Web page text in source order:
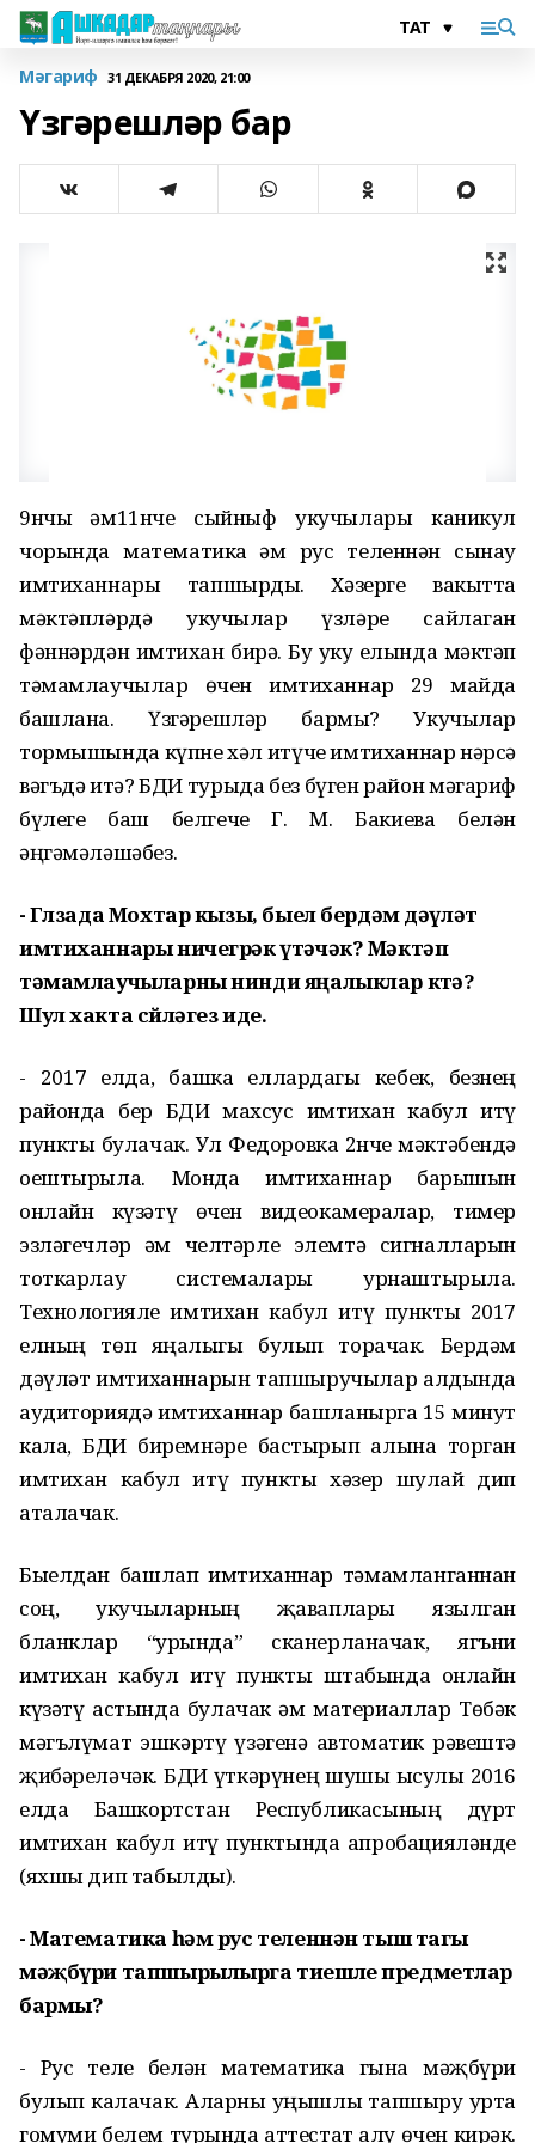
Мәгариф 31 ДЕКАБРЯ 2020, 21:00
Үзгәрешләр бар
9нчы һәм11нче сыйныф укучылары каникул
чорында математика һәм рус теленнән сынау
имтиханнары тапшырды. Хәзерге вакытта
мәктәпләрдә укучылар үзләре сайлаган
фәннәрдән имтихан бирә. Бу уку елында мәктәп
тәмамлаучылар өчен имтиханнар 29 майда
башлана. Үзгәрешләр бармы? Укучылар
тормышында күпне хәл итүче имтиханнар нәрсә
вәгъдә итә? БДИ турыда без бүген район мәгариф
бүлеге баш белгече Г. М. Бакиева белән
әңгәмәләшәбез.
- Гөлзада Мохтар кызы, быел бердәм дәүләт
имтиханнары ничегрәк үтәчәк? Мәктәп
тәмамлаучыларны нинди яңалыклар көтә?
Шул хакта сөйләгез иде.
- 2017 елда, башка еллардагы кебек, безнең
районда бер БДИ махсус имтихан кабул итү
пункты булачак. Ул Федоровка 2нче мәктәбендә
оештырыла. Монда имтиханнар барышын
онлайн күзәтү өчен видеокамералар, тимер
эзләгечләр һәм челтәрле элемтә сигналларын
тоткарлау системалары урнаштырыла.
Технологияле имтихан кабул итү пункты 2017
елның төп яңалыгы булып торачак. Бердәм
дәүләт имтиханнарын тапшыручылар алдында
аудиториядә имтиханнар башланырга 15 минут
кала, БДИ биремнәре бастырып алына торган
имтихан кабул итү пункты хәзер шулай дип
аталачак.
Быелдан башлап имтиханнар тәмамланганнан
соң, укучыларның җаваплары язылган
бланклар “урында” сканерланачак, ягъни
имтихан кабул итү пункты штабында онлайн
күзәтү астында булачак һәм материаллар Төбәк
мәгълүмат эшкәртү үзәгенә автоматик рәвештә
җибәреләчәк. БДИ үткәрүнең шушы ысулы 2016
елда Башкортстан Республикасының дүрт
имтихан кабул итү пунктында апробацияләнде
(яхшы дип табылды).
- Математика һәм рус теленнән тыш тагы
мәҗбүри тапшырылырга тиешле предметлар
бармы?
- Рус теле белән математика гына мәҗбүри
булып калачак. Аларны уңышлы тапшыру урта
гомуми белем турында аттестат алу өчен кирәк.